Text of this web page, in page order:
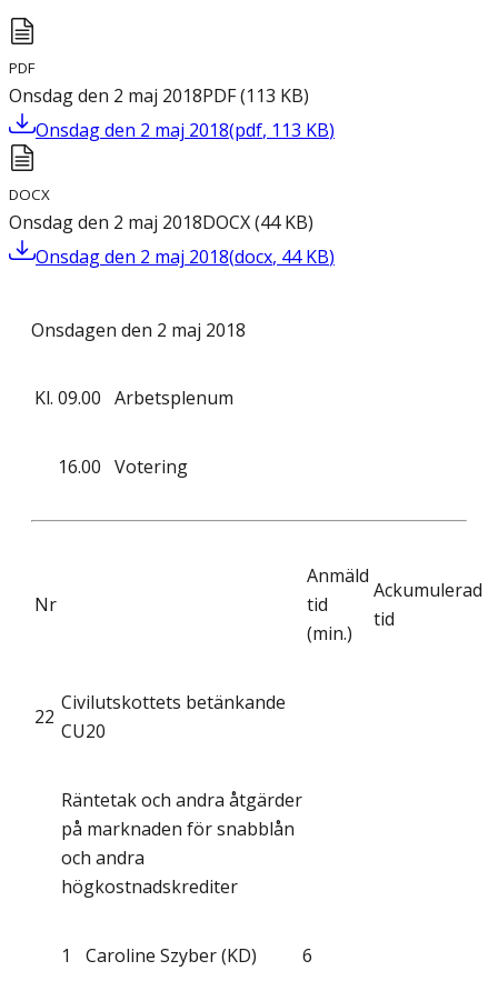
PDF
Onsdag den 2 maj 2018PDF(113 KB)
Onsdag den 2 maj 2018(pdf, 113 KB)
DOCX
Onsdag den 2 maj 2018DOCX(44 KB)
Onsdag den 2 maj 2018(docx, 44 KB)
Onsdagen den 2 maj 2018
Kl. 09.00 Arbetsplenum
16.00 Votering
Nr
Anmäld
tid
(min.)
Ackumulerad
tid
22
Civilutskottets betänkande
CU20
Räntetak och andra åtgärder
på marknaden för snabblån
och andra
högkostnadskrediter
1 Caroline Szyber (KD) 6